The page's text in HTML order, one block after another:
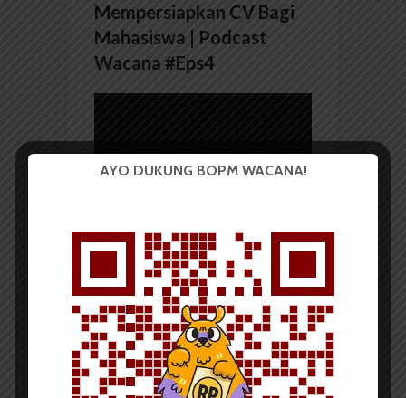
Mempersiapkan CV Bagi
Mahasiswa | Podcast
Wacana #Eps4
BERITA KAMPUS
Pameran Seni
“Euphoriartistic” oleh
AYO DUKUNG BOPM WACANA!